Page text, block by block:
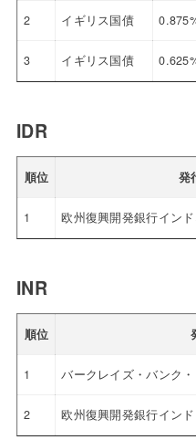
2 イギリス国債
3 イギリス国債
IDR
順位 発
1 欧州復興開発銀行イン
INR
順位
1 バークレイズ・バンク
2 欧州復興開発銀行イン